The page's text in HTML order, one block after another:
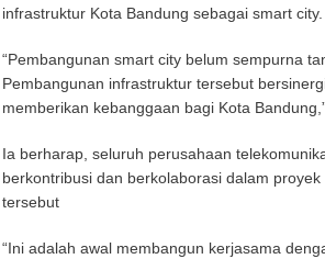
infrastruktur Kota Bandung sebagai smart city.
“Pembangunan smart city belum sempurna
Pembangunan infrastruktur tersebut
memberikan kebanggaan bagi Kota
Ia berharap, seluruh perusahaan
berkontribusi dan berkolaborasi dalam
tersebut
“Ini adalah awal membangun kerjasama